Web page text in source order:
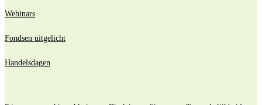
Webinars
Fondsen uitgelicht
Handelsdagen